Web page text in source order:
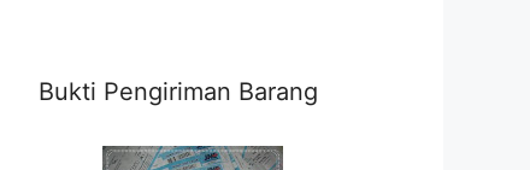
Bukti Pengiriman Barang